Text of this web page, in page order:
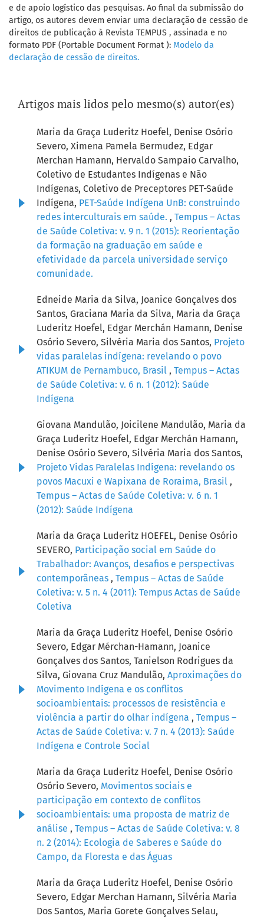
e de apoio logístico das pesquisas. Ao final da submissão do
artigo, os autores devem enviar uma declaração de cessão de
direitos de publicação à Revista TEMPUS , assinada e no
formato PDF (Portable Document Format ): Modelo da
declaração de cessão de direitos.
Artigos mais lidos pelo mesmo(s) autor(es)
Maria da Graça Luderitz Hoefel, Denise Osório
Severo, Ximena Pamela Bermudez, Edgar
Merchan Hamann, Hervaldo Sampaio Carvalho,
Coletivo de Estudantes Indígenas e Não
Indígenas, Coletivo de Preceptores PET-Saúde
Indígena, PET-Saúde Indígena UnB: construindo
redes interculturais em saúde. , Tempus – Actas
de Saúde Coletiva: v. 9 n. 1 (2015): Reorientação
da formação na graduação em saúde e
efetividade da parcela universidade serviço
comunidade.
Edneide Maria da Silva, Joanice Gonçalves dos
Santos, Graciana Maria da Silva, Maria da Graça
Luderitz Hoefel, Edgar Merchán Hamann, Denise
Osório Severo, Silvéria Maria dos Santos, Projeto
vidas paralelas indígena: revelando o povo
ATIKUM de Pernambuco, Brasil , Tempus – Actas
de Saúde Coletiva: v. 6 n. 1 (2012): Saúde
Indígena
Giovana Mandulão, Joicilene Mandulão, Maria da
Graça Luderitz Hoefel, Edgar Merchán Hamann,
Denise Osório Severo, Silvéria Maria dos Santos,
Projeto Vidas Paralelas Indígena: revelando os
povos Macuxi e Wapixana de Roraima, Brasil ,
Tempus – Actas de Saúde Coletiva: v. 6 n. 1
(2012): Saúde Indígena
Maria da Graça Luderitz HOEFEL, Denise Osório
SEVERO, Participação social em Saúde do
Trabalhador: Avanços, desafios e perspectivas
contemporâneas , Tempus – Actas de Saúde
Coletiva: v. 5 n. 4 (2011): Tempus Actas de Saúde
Coletiva
Maria da Graça Luderitz Hoefel, Denise Osório
Severo, Edgar Mérchan-Hamann, Joanice
Gonçalves dos Santos, Tanielson Rodrigues da
Silva, Giovana Cruz Mandulão, Aproximações do
Movimento Indígena e os conflitos
socioambientais: processos de resistência e
violência a partir do olhar indígena , Tempus –
Actas de Saúde Coletiva: v. 7 n. 4 (2013): Saúde
Indígena e Controle Social
Maria da Graça Luderitz Hoefel, Denise Osório
Osório Severo, Movimentos sociais e
participação em contexto de conflitos
socioambientais: uma proposta de matriz de
análise , Tempus – Actas de Saúde Coletiva: v. 8
n. 2 (2014): Ecologia de Saberes e Saúde do
Campo, da Floresta e das Águas
Maria da Graça Luderitz Hoefel, Denise Osório
Severo, Edgar Merchan Hamann, Silvéria Maria
Dos Santos, Maria Gorete Gonçalves Selau,